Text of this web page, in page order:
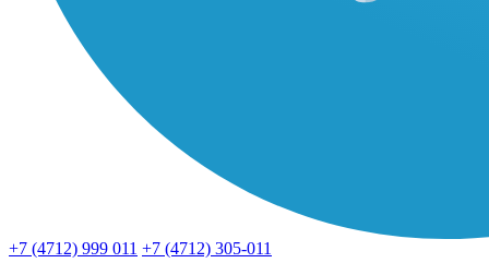
+7 (4712) 999 011 +7 (4712) 305-011